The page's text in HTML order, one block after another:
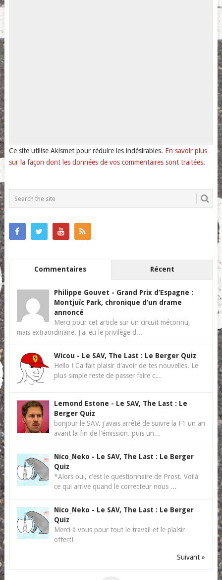
Ce site utilise Akismet pour réduire les indésirables. En savoir plus
sur la façon dont les données de vos commentaires sont traitées.
Commentaires Récent
Philippe Gouvet - Grand Prix d’Espagne :
Montjuïc Park, chronique d’un drame
annoncé
Merci pour cet article sur un circuit méconnu,
mais extraordinaire. J'ai eu le privilège d...
Wicou - Le SAV, The Last : Le Berger Quiz
Hello ! Ca fait plaisir d'avoir de tes nouvelles. Le
plus simple reste de passer faire c...
Lemond Estone - Le SAV, The Last : Le
Berger Quiz
bonjour le SAV. j'avais arrêté de suivre la F1 un an
avant la fin de l'émission. puis un...
Nico_Neko - Le SAV, The Last : Le Berger
Quiz
*Alors oui, c'est le questionnaire de Prost. Voilà
ce qui arrive quand le correcteur nous ...
Nico_Neko - Le SAV, The Last : Le Berger
Quiz
Merci à vous pour tout le travail et le plaisir
offert!
Suivant »